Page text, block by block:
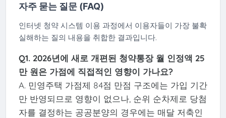
자주 묻는 질문 (FAQ)
인터넷 청약 시스템 이용 과정에서 이용자들이 가장 불확
실해하는 질의 내용을 취합한 결과입니다.
Q1. 2026년에 새로 개편된 청약통장 월 인정액 25
만 원은 가점에 직접적인 영향이 가나요?
A. 민영주택 가점제 84점 만점 구조에는 가입 기간
만 반영되므로 영향이 없으나, 순위 순차제로 당첨
자를 결정하는 공공분양의 경우에는 매달 저축인